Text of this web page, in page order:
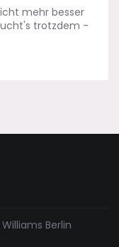
mehr besser
trotzdem -
Berlin